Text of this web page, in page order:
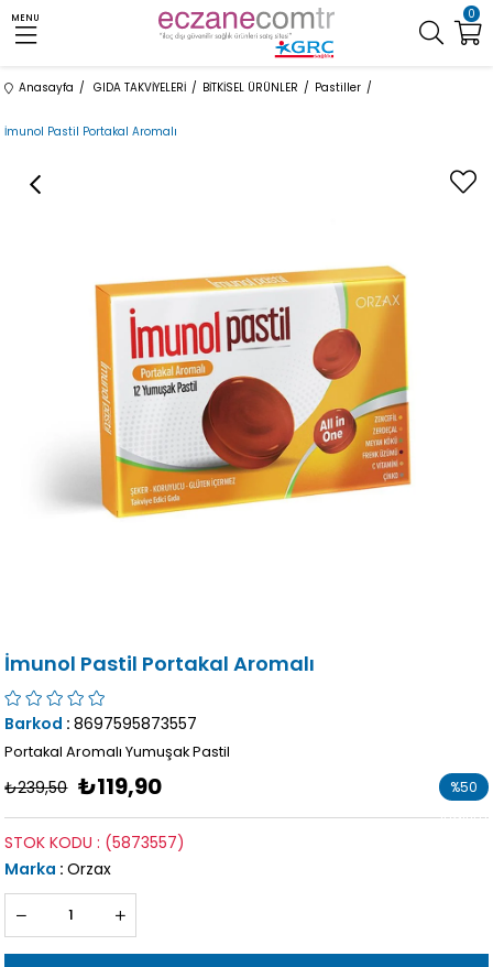
0
MENU
Anasayfa GIDA TAKVİYELERİ BİTKİSEL ÜRÜNLER Pastiller
İmunol Pastil Portakal Aromalı
İmunol Pastil Portakal Aromalı
Barkod : 8697595873557
Portakal Aromalı Yumuşak Pastil
₺239,50 ₺119,90 %50
İndirim
(5873557)
STOK KODU
Marka : Orzax